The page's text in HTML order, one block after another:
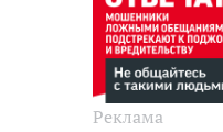
Реклама